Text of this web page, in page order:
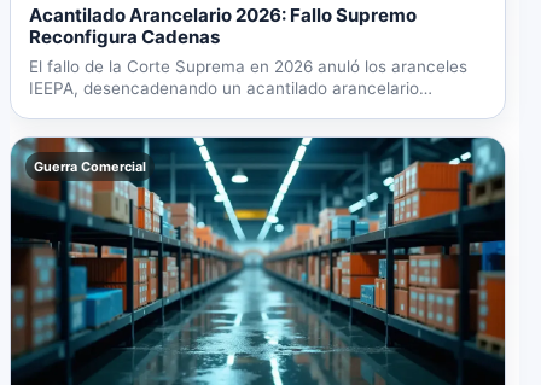
Acantilado Arancelario 2026: Fallo Supremo
Reconfigura Cadenas
El fallo de la Corte Suprema en 2026 anuló los aranceles
IEEPA, desencadenando un acantilado arancelario
Guerra Comercial